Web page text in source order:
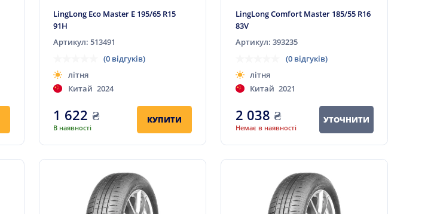
LingLong Eco Master E 195/65 R15
91H
Артикул: 513491
(0 відгуків)
літня
Китай 2024
1 622 ₴
В наявності
КУПИТИ
LingLong Comfort Master 185/55 R16
83V
Артикул: 393235
(0 відгуків)
літня
Китай 2021
2 038 ₴
Немає в наявності
УТОЧНИТИ